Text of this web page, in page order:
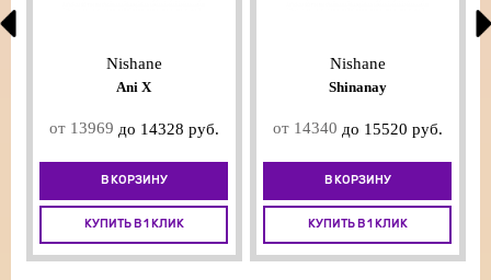
Nishane
Ani X
от 13969 до 14328 руб.
В КОРЗИНУ
КУПИТЬ В 1 КЛИК
Nishane
Shinanay
от 14340 до 15520 руб.
В КОРЗИНУ
КУПИТЬ В 1 КЛИК